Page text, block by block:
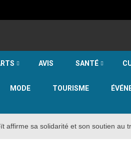
AVIS SANTÉ
MODE TOURISME
affirme sa solidarité et son soutien au